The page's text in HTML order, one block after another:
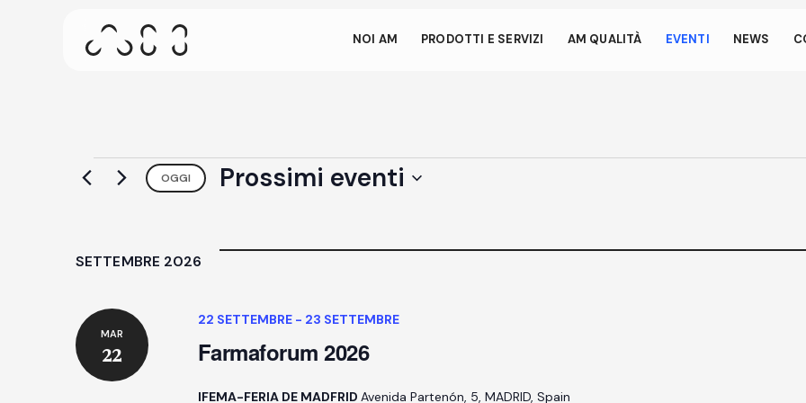
NOI AM PRODOTTI E SERVIZI AM QUALITÀ EVENTI NEWS
Eventi
OGGI Prossimi eventi
SETTEMBRE 2026
MAR
22 Farmaforum 2026
22 SETTEMBRE- 23 SETTEMBRE
IFEMA-FERIA DE MADFRID Avenida Partenón, 5, MADRID, Spain